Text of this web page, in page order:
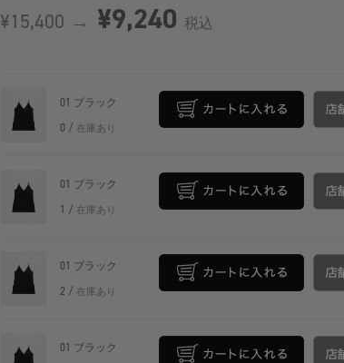
¥15,400 → ¥9,240 税込
01 ブラック
0 / 在庫あり
01 ブラック
1 / 在庫あり
01 ブラック
2 / 在庫あり
01 ブラック